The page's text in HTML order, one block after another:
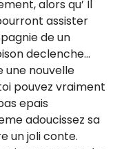
alors qu’ Il
assister
de un
declenche…
une nouvelle
pouvez vraiment
epais
adoucissez sa
un joli conte.